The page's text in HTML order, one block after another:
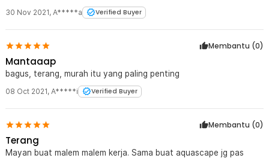
30 Nov 2021, A*****a Verified Buyer
Membantu (0)
Mantaaap
bagus, terang, murah itu yang paling penting
08 Oct 2021, A*****i Verified Buyer
Membantu (0)
Terang
Mayan buat malem malem kerja. Sama buat aquascape jg pas